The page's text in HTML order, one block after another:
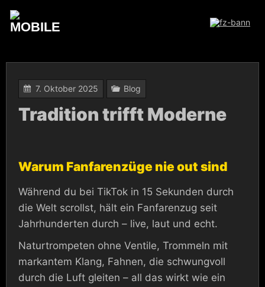
content
7. Oktober 2025 Blog
Tradition trifft Moderne
Warum Fanfarenzüge nie out sind
Während du bei TikTok in 15 Sekunden durch
die Welt scrollst, hält ein Fanfarenzug seit
Jahrhunderten durch – live, laut und echt.
Naturtrompeten ohne Ventile, Trommeln mit
markantem Klang, Fahnen, die schwungvoll
durch die Luft gleiten – all das wirkt wie ein